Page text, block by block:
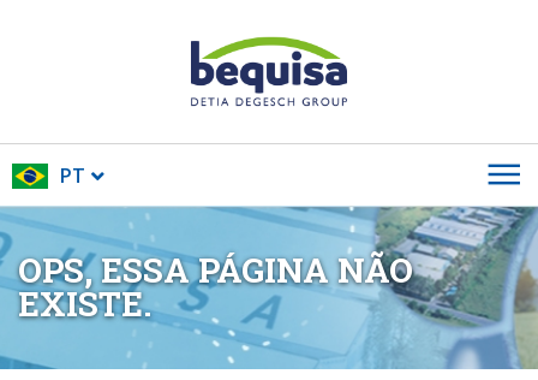
PT
OPS, ESSA PÁGINA NÃO
EXISTE.